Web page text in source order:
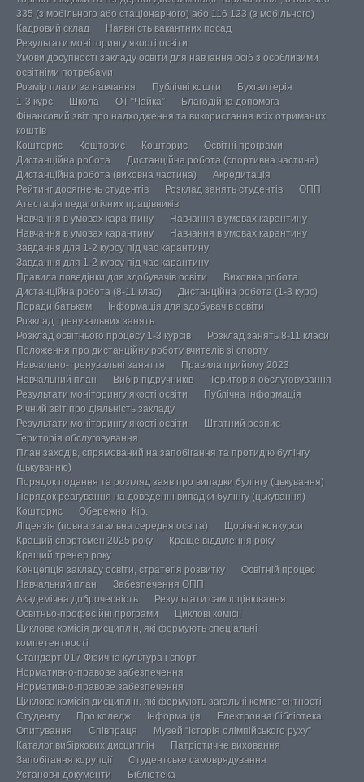
335 (з мобільного або стаціонарного) або 116 123 (з мобільного)
Кадровий склад
Наявність вакантних посад
Результати моніторингу якості освіти
Умови досупності закладу освіти для навчання осіб з особливими
освітніми потребами
Розмір плати за навчання
Публічні кошти
Бухгалтерія
1-3 курс
Школа ОТ “Чайка”
Благодійна допомога
Фінансовий звіт про надходження та використання всіх отриманих
коштів
Кошторис
Кошторис Кошторис
Освітні програми
Дистанційна робота
Дистанційна робота (спортивна частина)
Дистанційна робота (виховна частина)
Акредитація
Рейтинг досягнень студентів
Розклад занять студентів
ОПП
Атестація педагогічних працівників
Навчання в умовах карантину
Навчання в умовах карантину
Навчання в умовах карантину
Навчання в умовах карантину
Завдання для 1-2 курсу під час карантину
Завдання для 1-2 курсу під час карантину
Правила поведінки для здобувачів освіти
Виховна робота
Дистанційна робота (8-11 клас)
Дистанційна робота (1-3 курс)
Поради батькам
Інформація для здобувачів освіти
Розклад тренувальних занять
Розклад освітнього процесу 1-3 курсів
Розклад занять 8-11 класи
Положення про дистанційну роботу вчителів зі спорту
Навчально-тренувальні заняття
Правила прийому 2023
Навчальний план
Вибір підручників
Територія обслуговування
Результати моніторингу якості освіти
Публічна інформація
Річний звіт про діяльність закладу
Результати моніторингу якості освіти
Штатний розпис
Територія обслуговування
План заходів, спрямований на запобігання та протидію булінгу
(цькуванню)
Порядок подання та розгляд заяв про випадки булінгу (цькування)
Порядок реагування на доведенні випадки булінгу (цькування)
Кошторис
Обережно! Кір.
Ліцензія (повна загальна середня освіта)
Щорічні конкурси
Кращий спортсмен 2025 року
Краще відділення року
Кращий тренер року
Концепція закладу освіти, стратегія розвитку
Освітній процес
Навчальний план
Забезпечення ОПП
Академічна доброчесність
Результати самооцінювання
Освітньо-професійні програми
Циклові комісії
Циклова комісія дисциплін, які формують спеціальні
компетентності
Стандарт 017 Фізична культура і спорт
Нормативно-правове забезпечення
Нормативно-правове забезпечення
Циклова комісія дисциплін, які формують загальні компетентності
Студенту
Про коледж Інформація
Електронна бібліотека
Опитування
Співпраця
Музей “Історія олімпійського руху”
Каталог вибіркових дисциплін
Патріотичне виховання
Запобігання корупції
Студентське самоврядування
Установчі документи
Бібліотека